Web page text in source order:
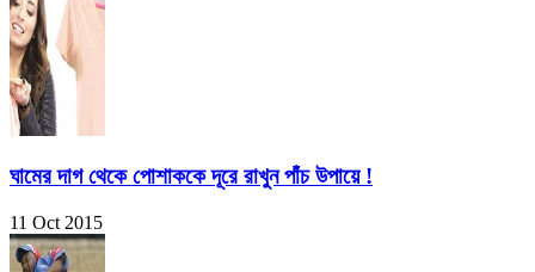
ঘামের দাগ থেকে পোশাককে দূরে রাখুন পাঁচ উপায়ে !
11 Oct 2015